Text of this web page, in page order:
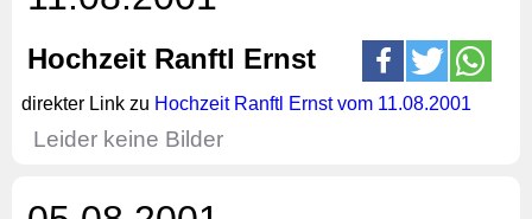
Hochzeit Ranftl Ernst
direkter Link zu Hochzeit Ranftl Ernst vom 11.08.2001
Leider keine Bilder